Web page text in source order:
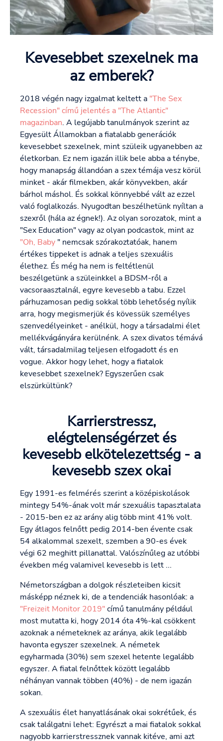
Kevesebbet szexelnek ma
az emberek?
2018 végén nagy izgalmat keltett a "The Sex
Recession" című jelentés a "The Atlantic"
magazinban. A legújabb tanulmányok szerint az
Egyesült Államokban a fiatalabb generációk
kevesebbet szexelnek, mint szüleik ugyanebben az
életkorban. Ez nem igazán illik bele abba a ténybe,
hogy manapság állandóan a szex témája vesz körül
minket - akár filmekben, akár könyvekben, akár
bárhol máshol. És sokkal könnyebbé vált az ezzel
való foglalkozás. Nyugodtan beszélhetünk nyíltan a
szexről (hála az égnek!). Az olyan sorozatok, mint a
"Sex Education" vagy az olyan podcastok, mint az
"Oh, Baby " nemcsak szórakoztatóak, hanem
értékes tippeket is adnak a teljes szexuális
élethez. És még ha nem is feltétlenül
beszélgetünk a szüleinkkel a BDSM-ről a
vacsoraasztalnál, egyre kevesebb a tabu. Ezzel
párhuzamosan pedig sokkal több lehetőség nyílik
arra, hogy megismerjük és kövessük személyes
szenvedélyeinket - anélkül, hogy a társadalmi élet
mellékvágányára kerülnénk. A szex divatos témává
vált, társadalmilag teljesen elfogadott és en
vogue. Akkor hogy lehet, hogy a fiatalok
kevesebbet szexelnek? Egyszerűen csak
elszürkültünk?
Karrierstressz,
elégtelenségérzet és
kevesebb elkötelezettség - a
kevesebb szex okai
Egy 1991-es felmérés szerint a középiskolások
mintegy 54%-ának volt már szexuális tapasztalata
- 2015-ben ez az arány alig több mint 41% volt.
Egy átlagos felnőtt pedig 2014-ben évente csak
54 alkalommal szexelt, szemben a 90-es évek
végi 62 meghitt pillanattal. Valószínűleg az utóbbi
években még valamivel kevesebb is lett ...
Németországban a dolgok részleteiben kicsit
másképp néznek ki, de a tendenciák hasonlóak: a
"Freizeit Monitor 2019"című tanulmány például
most mutatta ki, hogy 2014 óta 4%-kal csökkent
azoknak a németeknek az aránya, akik legalább
havonta egyszer szexelnek. A németek
egyharmada (30%) sem szexel hetente legalább
egyszer. A fiatal felnőttek között legalább
néhányan vannak többen (40%) - de nem igazán
sokan.
A szexuális élet hanyatlásának okai sokrétűek, és
csak találgatni lehet: Egyrészt a mai fiatalok sokkal
nagyobb karrierstressznek vannak kitéve, ami azt